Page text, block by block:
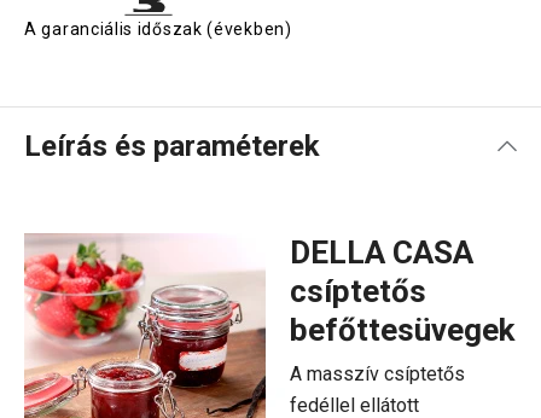
A garanciális időszak (években)
Leírás és paraméterek
DELLA CASA
csíptetős
befőttesüvegek
A masszív csíptetős
fedéllel ellátott